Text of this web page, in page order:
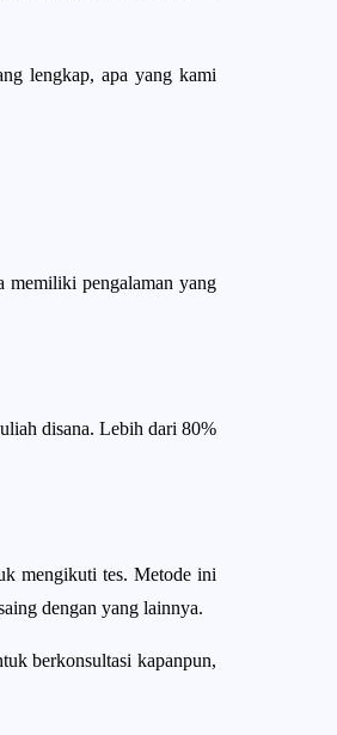
lengkap, apa yang kami
memiliki pengalaman yang
disana. Lebih dari 80%
mengikuti tes. Metode ini
dengan yang lainnya.
berkonsultasi kapanpun,